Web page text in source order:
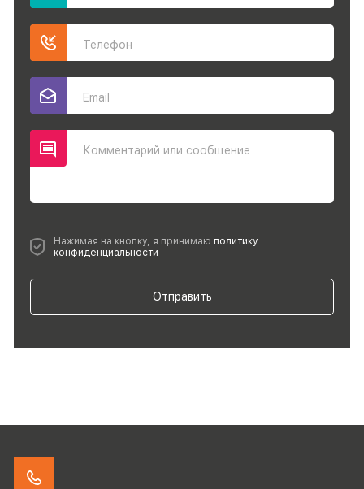
Телефон
Email
Комментарий или сообщение
Нажимая на кнопку, я принимаю политику
конфиденциальности
Отправить